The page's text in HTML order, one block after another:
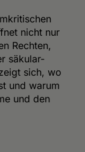
nicht nur
Rechten,
säkular-
sich, wo
und warum
und den